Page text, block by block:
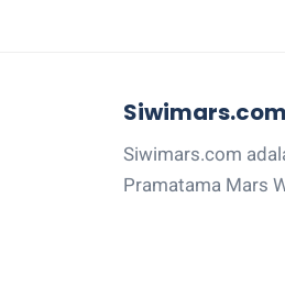
Siwimars.com
Siwimars.com
Pramatama Mars